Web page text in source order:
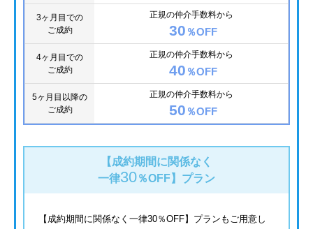
3ヶ月目での
ご成約
正規の仲介手数料から
30 ％OFF
4ヶ月目での
ご成約
正規の仲介手数料から
40 ％OFF
5ヶ月目以降の
ご成約
正規の仲介手数料から
50 ％OFF
【成約期間に関係なく
一律30％OFF】 プラン
【成約期間に関係なく一律30％OFF】プランもご用意し